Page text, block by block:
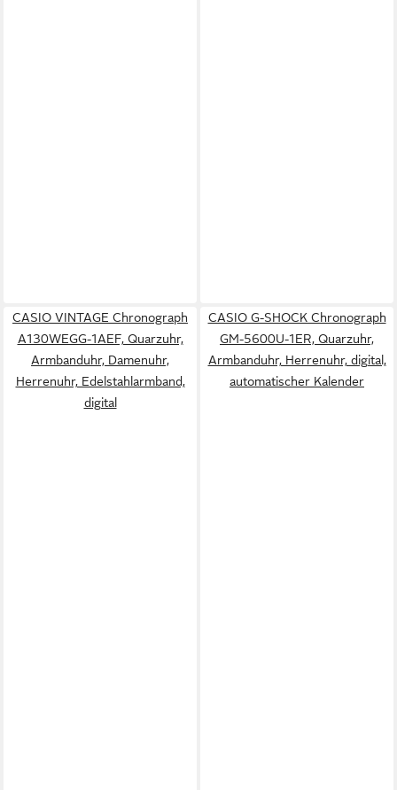
CASIO VINTAGE Chronograph
A130WEGG-1AEF, Quarzuhr,
Armbanduhr, Damenuhr,
Herrenuhr, Edelstahlarmband,
digital
CASIO G-SHOCK Chronograph
GM-5600U-1ER, Quarzuhr,
Armbanduhr, Herrenuhr, digital,
automatischer Kalender